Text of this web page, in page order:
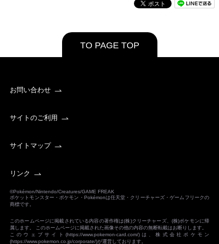
TO PAGE TOP
お問い合わせ
サイトのご利用
サイトマップ
リンク
©Pokémon/Nintendo/Creatures/GAME FREAK
ポケットモンスター・ポケモン・Pokémonは任天堂・クリーチャーズ・ゲームフリークの
商標です。
このホームページに掲載されている内容の著作権は(株)クリーチャーズ、(株)ポケモンに帰
属します。 このホームページに掲載された画像その他の内容の無断転載はお断りします。
このウェブサイト(https://www.pokemon-card.com/)は、株式会社ポケモン
(https://www.pokemon.co.jp/corporate/)が運営しております。